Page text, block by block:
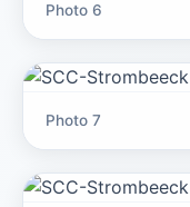
Photo 6
Photo 7